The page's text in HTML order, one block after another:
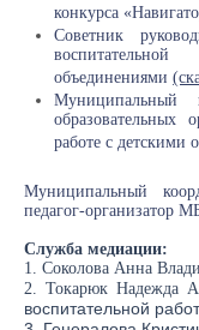
конкурса
Советник
объединениями
Муниципальный
образовательных
работе с детскими
Муниципальный
педагог-
Служба медиации:
1. Соколова Анна
2. Токарюк Надежда
воспитательной